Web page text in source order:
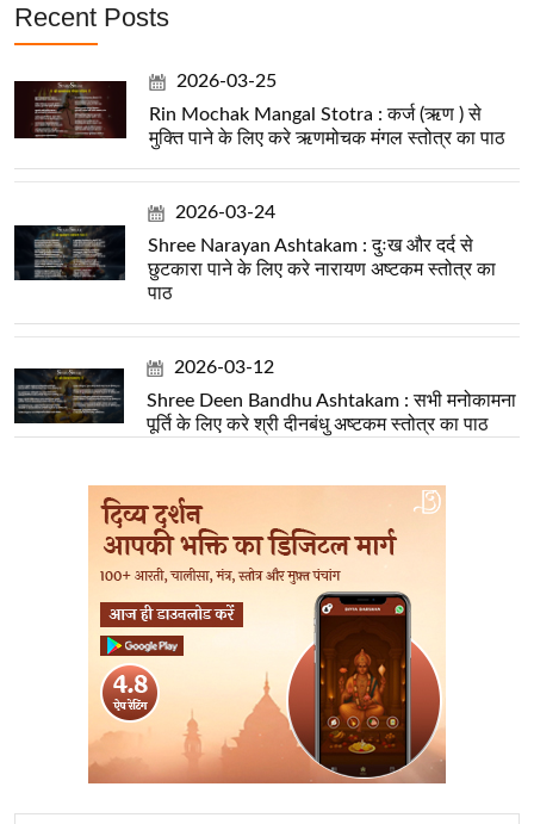
Recent Posts
2026-03-25
Rin Mochak Mangal Stotra : कर्ज (ऋण ) से
मुक्ति पाने के लिए करे ऋणमोचक मंगल स्तोत्र का पाठ
2026-03-24
Shree Narayan Ashtakam : दुःख और दर्द से
छुटकारा पाने के लिए करे नारायण अष्टकम स्तोत्र का
पाठ
2026-03-12
Shree Deen Bandhu Ashtakam : सभी मनोकामना
पूर्ति के लिए करे श्री दीनबंधु अष्टकम स्तोत्र का पाठ